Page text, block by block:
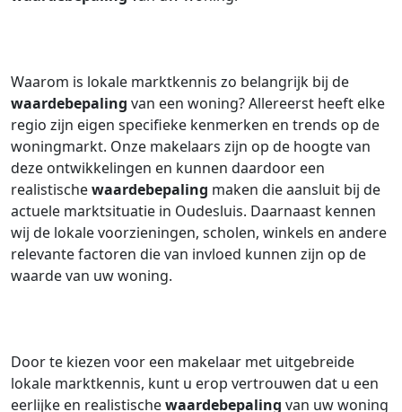
Waarom is lokale marktkennis zo belangrijk bij de
waardebepaling van een woning? Allereerst heeft elke
regio zijn eigen specifieke kenmerken en trends op de
woningmarkt. Onze makelaars zijn op de hoogte van
deze ontwikkelingen en kunnen daardoor een
realistischewaardebepaling maken die aansluit bij de
actuele marktsituatie in Oudesluis. Daarnaast kennen
wij de lokale voorzieningen, scholen, winkels en andere
relevante factoren die van invloed kunnen zijn op de
waarde van uw woning.
Door te kiezen voor een makelaar met uitgebreide
lokale marktkennis, kunt u erop vertrouwen dat u een
eerlijke en realistischewaardebepaling van uw woning